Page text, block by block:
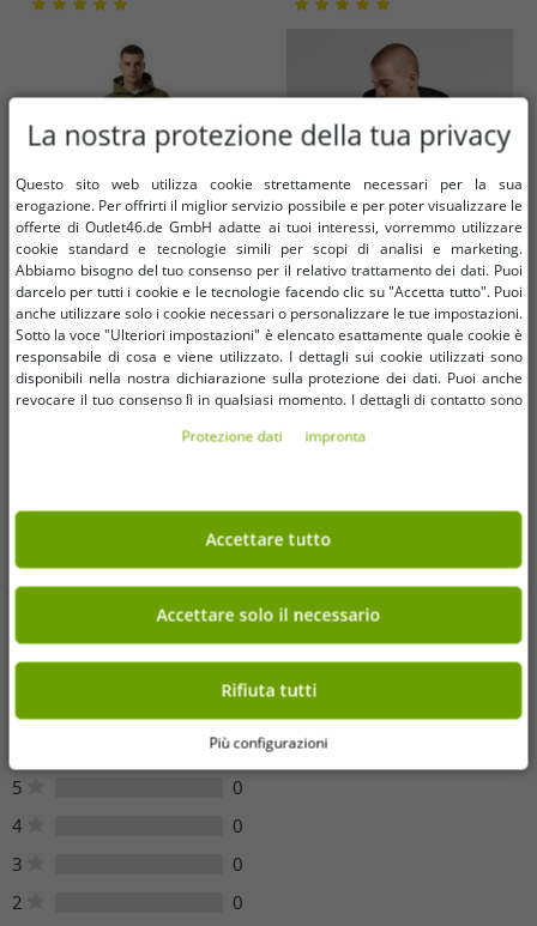
Taglie disponibili
S L XXL
tasca a marsupio, foderata in pile,
7,00 €
Taglie disponibili
S M L XL XXL 3XL
e cappuccio a coste, realizzata in
4,99 €
Opinioni dei clienti
Sfortunatamente, non ci sono recensioni dei clienti per questo
5
0
4
0
3
0
2
0
La nostra protezione della tua privacy
Questo sito web utilizza cookie strettamente necessari per la sua
erogazione. Per offrirti il ​​miglior servizio possibile e per poter visualizzare le
offerte di Outlet46.de GmbH adatte ai tuoi interessi, vorremmo utilizzare
cookie standard e tecnologie simili per scopi di analisi e marketing.
Abbiamo bisogno del tuo consenso per il relativo trattamento dei dati. Puoi
darcelo per tutti i cookie e le tecnologie facendo clic su "Accetta tutto". Puoi
anche utilizzare solo i cookie necessari o personalizzare le tue impostazioni.
Sotto la voce "Ulteriori impostazioni" è elencato esattamente quale cookie è
responsabile di cosa e viene utilizzato. I dettagli sui cookie utilizzati sono
disponibili nella nostra dichiarazione sulla protezione dei dati. Puoi anche
revocare il tuo consenso lì in qualsiasi momento. I dettagli di contatto sono
Protezione dati impronta
Accettare tutto
Accettare solo il necessario
Rifiuta tutti
Più configurazioni